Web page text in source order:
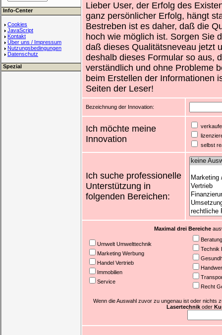
Info-Center
Cookies
JavaScript
Kontakt
Über uns / Impressum
Nutzungsbedingungen
Datenschutz
Spezial
Lieber User, der Erfolg des
ganz persönlicher Erfolg, hängt
Bestreben ist es daher, daß die
hoch wie möglich ist. Sorgen Sie
daß dieses Qualitätsneveau jetzt
deshalb dieses Formular so aus,
verständlich und ohne Probleme
beim Erstellen der Informationen
Seiten der Leser!
Bezeichnung der Innovation:
Ich möchte meine
Innovation
selbst
Ich suche professionelle
Unterstützung in
folgenden Bereichen:
Maximal drei Bereiche
Umwelt Umwelttechnik
Marketing Werbung
Handel Vertrieb
Immobilien
Service
Beratung
Technik
Recht
Wenn die Auswahl zuvor zu ungenau ist oder nichts
Lasertechnik oder